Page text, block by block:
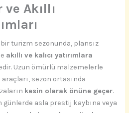
Akıllı
turizm sezonunda, plansız
akıllı ve kalıcı yatırımlara
Uzun ömürlü malzemelerle
sezon ortasında
kesin olarak önüne geçer.
günlerde asla prestij kaybına veya